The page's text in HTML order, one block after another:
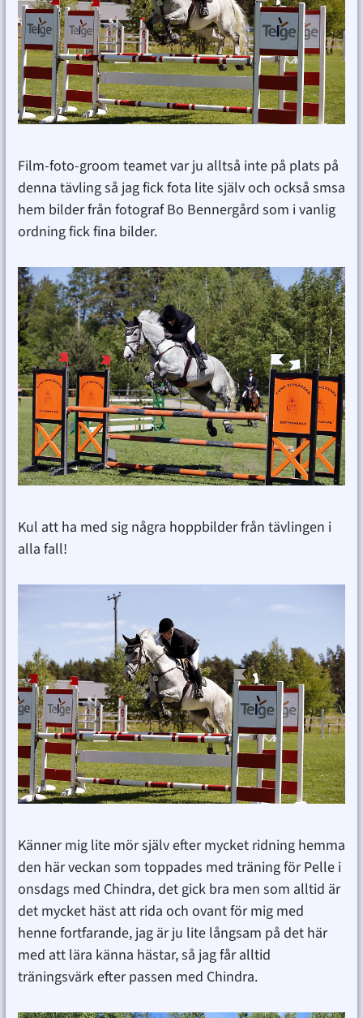
Film-foto-groom teamet var ju alltså inte på plats på
denna tävling så jag fick fota lite själv och också smsa
hem bilder från fotograf Bo Bennergård som i vanlig
ordning fick fina bilder.
Kul att ha med sig några hoppbilder från tävlingen i
alla fall!
Känner mig lite mör själv efter mycket ridning hemma
den här veckan som toppades med träning för Pelle i
onsdags med Chindra, det gick bra men som alltid är
det mycket häst att rida och ovant för mig med
henne fortfarande, jag är ju lite långsam på det här
med att lära känna hästar, så jag får alltid
träningsvärk efter passen med Chindra.